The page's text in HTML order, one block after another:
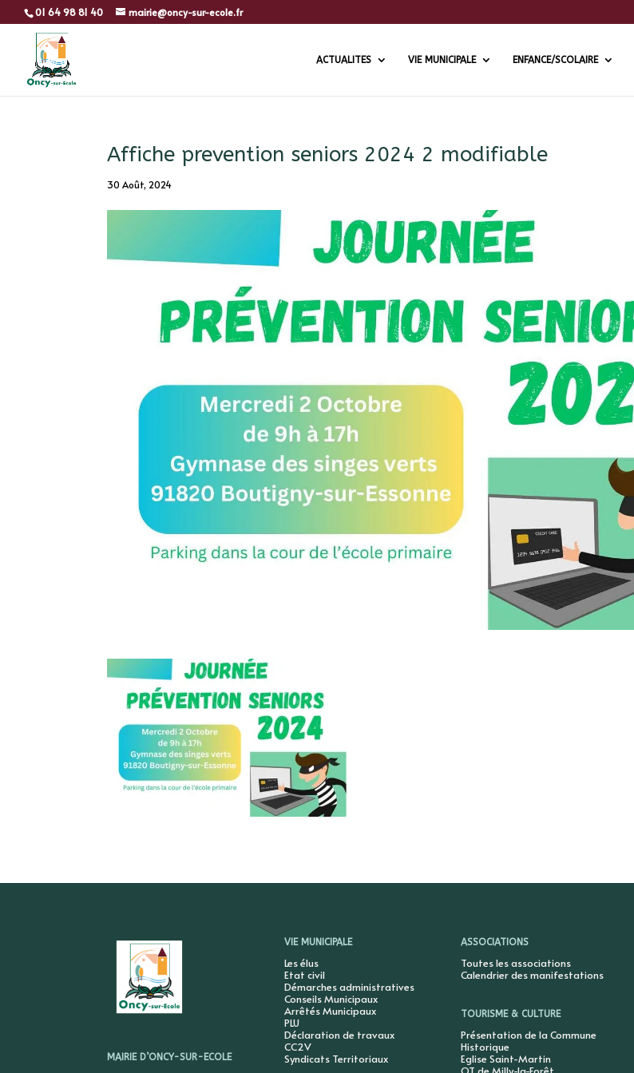
01 64 98 81 40 mairie@oncy-sur-ecole.fr
ACTUALITES VIE MUNICIPALE ENFANCE/SCOLAIRE
Affiche prevention seniors 2024 2 modifiable
30 Août, 2024
MAIRIE D’ONCY-SUR-ECOLE
VIE MUNICIPALE
Les élus
Etat civil
Démarches administratives
Conseils Municipaux
Arrêtés Municipaux
PLU
Déclaration de travaux
CC2V
Syndicats Territoriaux
ASSOCIATIONS
Toutes les associations
Calendrier des manifestations
TOURISME & CULTURE
Présentation de la Commune
Historique
Eglise Saint-Martin